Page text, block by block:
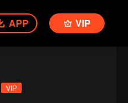
APP VIP
VIP